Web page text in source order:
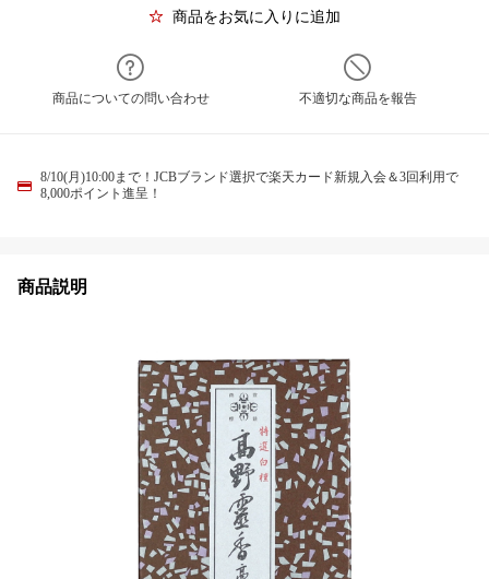
商品をお気に入りに追加
商品についての問い合わせ 不適切な商品を報告
8/10(月)10:00まで！JCBブランド選択で楽天カード新規入会＆3回利用で
8,000ポイント進呈！
商品説明